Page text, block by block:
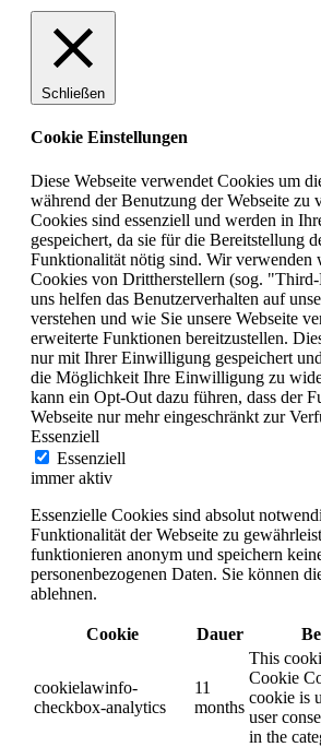
Schließen
Cookie Einstellungen
Diese Webseite verwendet Cookies um
während der Benutzung der Webseite zu
Cookies sind essenziell und werden in
gespeichert, da sie für die Bereitstellung
Funktionalität nötig sind. Wir verwenden
Cookies von Drittherstellern (sog.
uns helfen das Benutzerverhalten auf
verstehen und wie Sie unsere Webseite
erweiterte Funktionen bereitzustellen.
nur mit Ihrer Einwilligung gespeichert
die Möglichkeit Ihre Einwilligung zu
kann ein Opt-Out dazu führen, dass der
Webseite nur mehr eingeschränkt zur
Essenziell
Essenziell
immer aktiv
Essenzielle Cookies sind absolut
Funktionalität der Webseite zu
funktionieren anonym und speichern
personenbezogenen Daten. Sie können
ablehnen.
Cookie Dauer
cookielawinfo-
checkbox-analytics
11
months
This
Cookie
cookie is
user
in the